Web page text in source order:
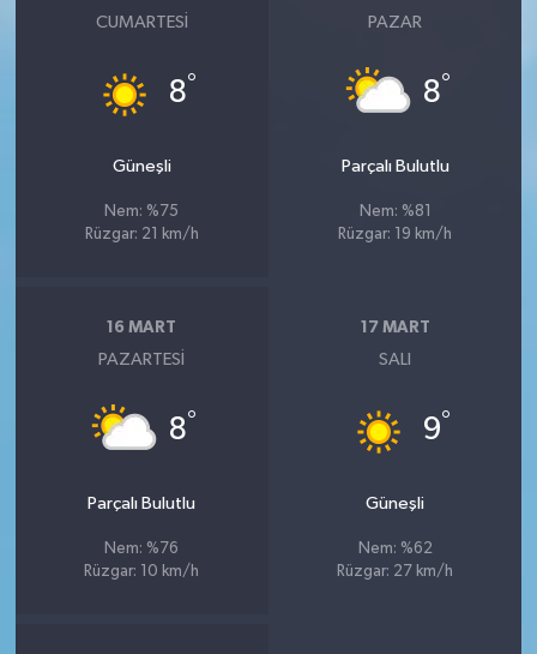
CUMARTESI
8°
Güneşli
Nem: %75
Rüzgar: 21 km/h
PAZAR
8°
Parçalı Bulutlu
Nem: %81
Rüzgar: 19 km/h
16 MART
PAZARTESI
8°
Parçalı Bulutlu
Nem: %76
Rüzgar: 10 km/h
17 MART
SALI
9°
Güneşli
Nem: %62
Rüzgar: 27 km/h